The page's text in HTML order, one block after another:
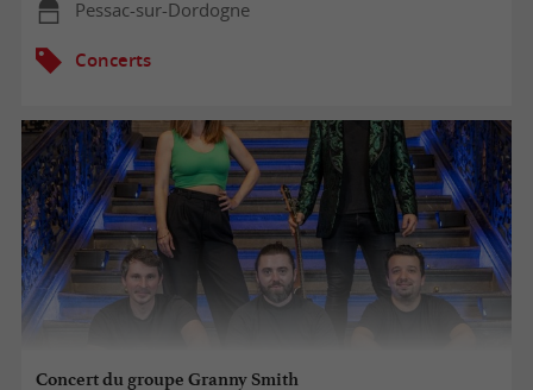
Pessac-sur-Dordogne
Concerts
Concert du groupe Granny Smith